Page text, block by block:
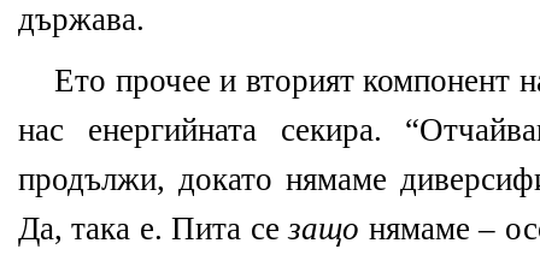
държава.
Ето прочее и вторият компонент
нас енергийната секира.
продължи, докато нямаме
Да, така е. Пита сезащо нямаме –